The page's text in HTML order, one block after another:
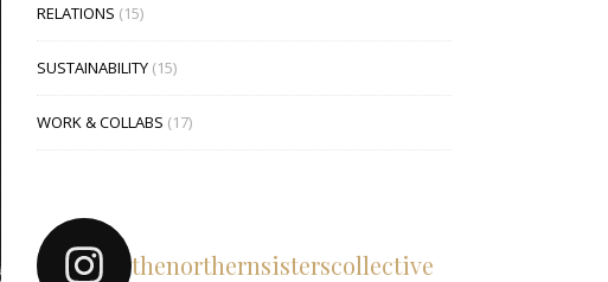
RELATIONS (15)
SUSTAINABILITY (15)
WORK & COLLABS (17)
thenorthernsisterscollective